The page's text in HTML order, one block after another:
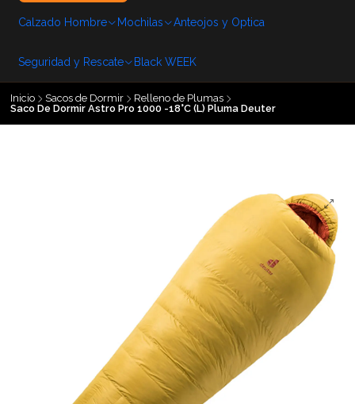
Calzado Hombre Mochilas Anteojos y Optica
Seguridad y Rescate Black WEEK
Inicio Sacos de Dormir
Relleno de Plumas
Saco De Dormir Astro Pro 1000 -18°C (L) Pluma Deuter